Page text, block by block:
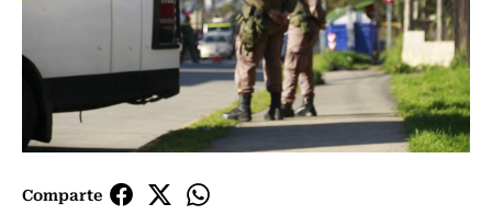
Comparte